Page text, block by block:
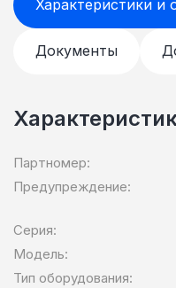
Характеристики и
Документы
Партномер:
Предупреждение:
Серия:
Модель:
Тип оборудования: